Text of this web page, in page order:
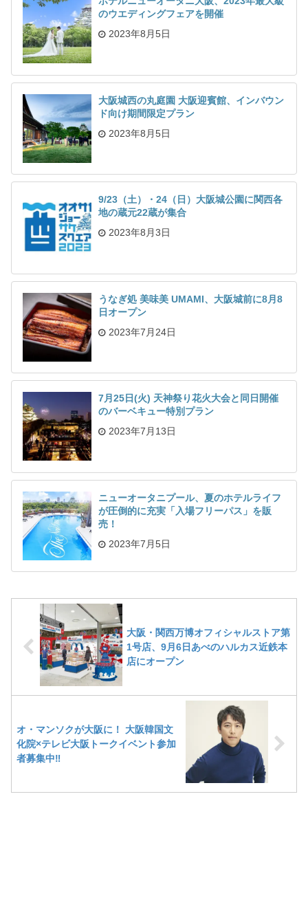
のウエディングフェアを開催
2023年8月5日
大阪城西の丸庭園 大阪迎賓館、インバウン
ド向け期間限定プラン
2023年8月5日
9/23（土）・24（日）大阪城公園に関西各
地の蔵元22蔵が集合
2023年8月3日
うなぎ処 美味美 UMAMI、大阪城前に8月8
日オープン
2023年7月24日
7月25日(火) 天神祭り花火大会と同日開催
のバーベキュー特別プラン
2023年7月13日
ニューオータニプール、夏のホテルライフ
が圧倒的に充実「入場フリーパス」を販
売！
2023年7月5日
大阪・関西万博オフィシャルストア第
1号店、9月6日あべのハルカス近鉄本
店にオープン
オ・マンソクが大阪に！ ⼤阪韓国⽂
化院×テレビ⼤阪トークイベント参加
者募集中‼